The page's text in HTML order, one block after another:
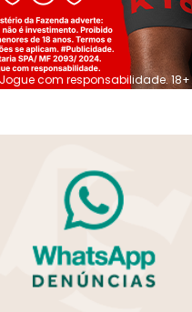
Jogue com responsabilidade. 18+